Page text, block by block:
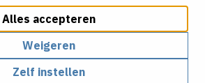
Alles accepteren
Weigeren
Zelf instellen
Cookie beleidPrivacy policy
Algemene inkoopvoorwaarden